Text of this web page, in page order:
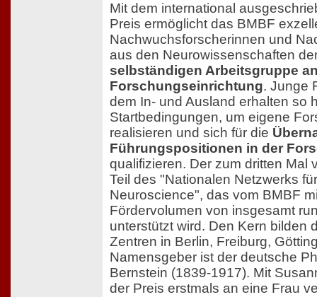
Mit dem international
Preis ermöglicht das BMBF
Nachwuchsforscherinnen und
aus den Neurowissenschaften
selbständigen Arbeitsgruppe
Forschungseinrichtung. Junge
dem In- und Ausland erhalten so
Startbedingungen, um eigene
realisieren und sich für die
Führungspositionen in der
qualifizieren. Der zum dritten Mal
Teil des "Nationalen Netzwerks
Neuroscience", das vom BMBF
Fördervolumen von insgesamt
unterstützt wird. Den Kern bilden
Zentren in Berlin, Freiburg,
Namensgeber ist der deutsche
Bernstein (1839-1917). Mit
der Preis erstmals an eine Frau